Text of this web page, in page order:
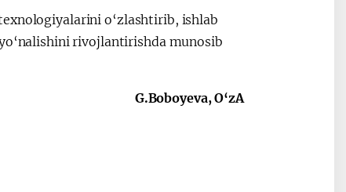
o‘zlashtirib, ishlab
rivojlantirishda munosib
G.Boboyeva, O‘zA